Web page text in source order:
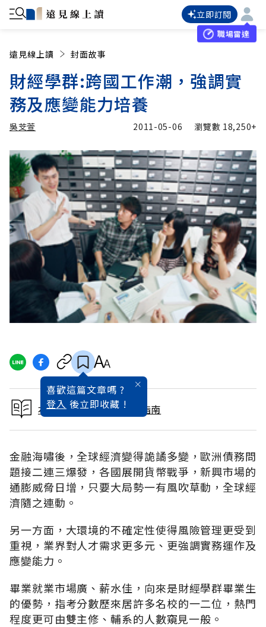
立即訂閱
職場雷達
遠見線上讀 封面故事
財經學群:跨國工作潮，強調實
務及應變能力培養
吳芠萱
吳芠萱 加入追蹤
2011-05-06 瀏覽數 18,250+
喜歡這篇文章嗎 ?
登入 後立即收藏 !
本文出自2011大學入學指南
金融海嘯後，全球經濟變得詭譎多變，歐洲債務問
題接二連三爆發，各國展開貨幣戰爭，新興市場的
通膨威脅日增，只要大局勢一有風吹草動，全球經
濟隨之連動。
另一方面，大環境的不確定性使得風險管理更受到
重視，業界對人才需求更多元、更強調實務運作及
應變能力。
畢業就業市場廣、薪水佳，向來是財經學群畢業生
的優勢，指考分數歷來居許多名校的一二位，熱門
程度更可由雙主修、輔系的人數窺見一般。